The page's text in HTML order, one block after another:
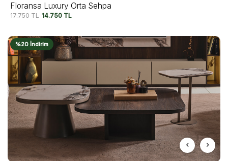
Floransa Luxury Orta Sehpa
17.750TL 14.750 TL
%20 İndirim